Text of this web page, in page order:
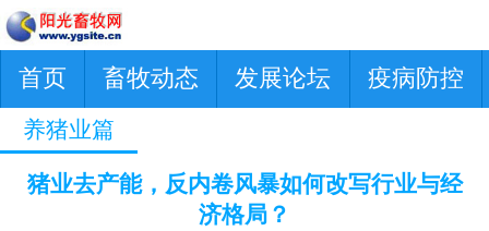
首页 畜牧动态 发展论坛 疫病防控
养猪业篇
猪业去产能，反内卷风暴如何改写行业与经
济格局？